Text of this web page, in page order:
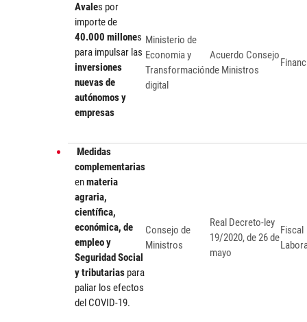
Avales por
importe de
40.000 millones
para impulsar las
inversiones
nuevas de
autónomos y
empresas
Ministerio de
Economia y
Transformación
digital
Acuerdo Consejo
de Ministros
Medidas
complementarias
enmateria
agraria,
científica,
económica, de
empleo y
Seguridad Social
y tributarias para
paliar los efectos
del COVID-19.
Consejo de
Ministros
Real Decreto-ley
19/2020, de 26 de
mayo
Fiscal